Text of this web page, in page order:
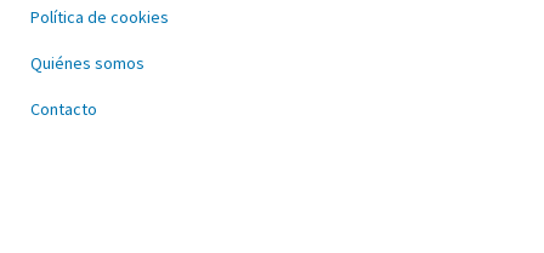
Política de cookies
Quiénes somos
Contacto